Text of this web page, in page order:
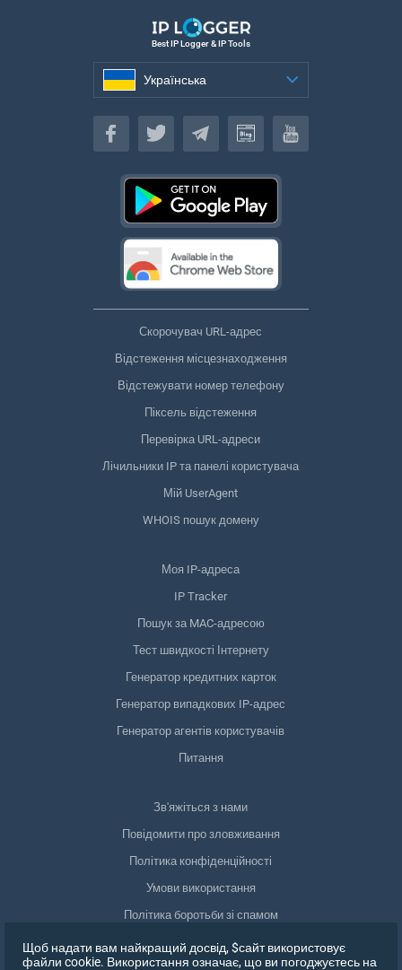
Best IP Logger & IP Tools
Українська
Українська
Скорочувач URL-адрес
Відстеження місцезнаходження
Відстежувати номер телефону
Піксель відстеження
Перевірка URL-адреси
Лічильники IP та панелі користувача
Мій UserAgent
WHOIS пошук домену
Моя IP-адреса
IP Tracker
Пошук за MAC-адресою
Тест швидкості Інтернету
Генератор кредитних карток
Генератор випадкових IP-адрес
Генератор агентів користувачів
Питання
Зв'яжіться з нами
Повідомити про зловживання
Політика конфіденційності
Умови використання
Політика боротьби зі спамом
Відповідність GDPR
Щоб надати вам найкращий досвід, $сайт використовує
файли cookie. Використання означає, що ви погоджуєтесь на